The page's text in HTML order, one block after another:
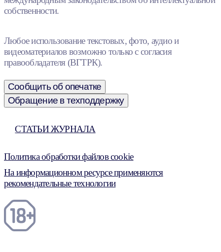
собственности.
Любое использование текстовых, фото, аудио и
видеоматериалов возможно только с согласия
правообладателя (ВГТРК).
Сообщить об опечатке
Обращение в техподдержку
СТАТЬИ ЖУРНАЛА
Политика обработки файлов cookie
На информационном ресурсе применяются
рекомендательные технологии